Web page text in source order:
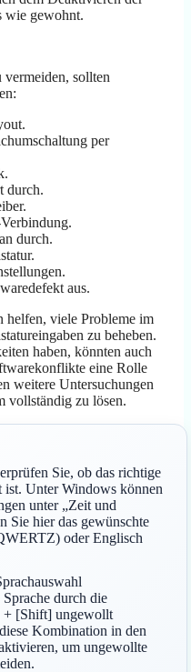
wie gewohnt.
vermeiden, sollten
per
durch.
durch.
aus.
helfen, viele Probleme im
zu beheben.
haben, könnten auch
eine Rolle
weitere Untersuchungen
vollständig zu lösen.
Sie, ob das richtige
ist. Unter Windows können
unter „Zeit und
Sie hier das gewünschte
oder Englisch
durch die
+ [Shift] ungewollt
Kombination in den
um ungewollte